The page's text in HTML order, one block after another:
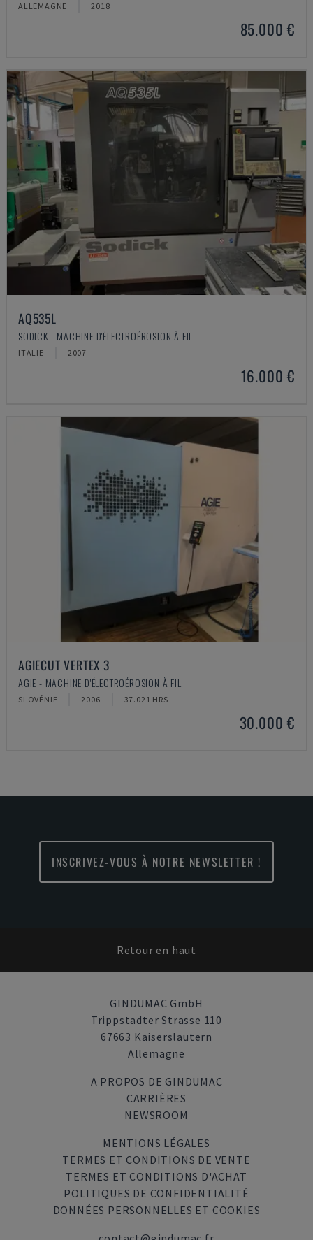
ALLEMAGNE 2018
85.000 €
AQ535L
SODICK - MACHINE D'ÉLECTROÉROSION À FIL
ITALIE 2007
16.000 €
AGIECUT VERTEX 3
AGIE - MACHINE D'ÉLECTROÉROSION À FIL
SLOVÉNIE 2006 37.021 HRS
30.000 €
INSCRIVEZ-VOUS À NOTRE NEWSLETTER !
Retour en haut
GINDUMAC GmbH
Trippstadter Strasse 110
67663 Kaiserslautern
Allemagne
A PROPOS DE GINDUMAC
CARRIÈRES
NEWSROOM
MENTIONS LÉGALES
TERMES ET CONDITIONS DE VENTE
TERMES ET CONDITIONS D'ACHAT
POLITIQUES DE CONFIDENTIALITÉ
DONNÉES PERSONNELLES ET COOKIES